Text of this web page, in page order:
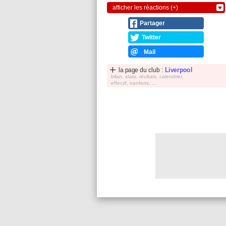
afficher les réactions (+)
Partager
Twitter
Mail
la page du club : Liverpool
bilan, stats, réultats, calendrier,
effectif, tranferts, ...